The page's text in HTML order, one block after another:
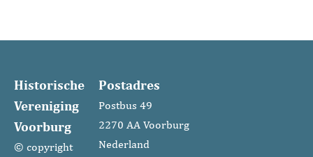
Historische
Vereniging
Voorburg
© copyright
Postadres
Postbus 49
2270 AA Voorburg
Nederland